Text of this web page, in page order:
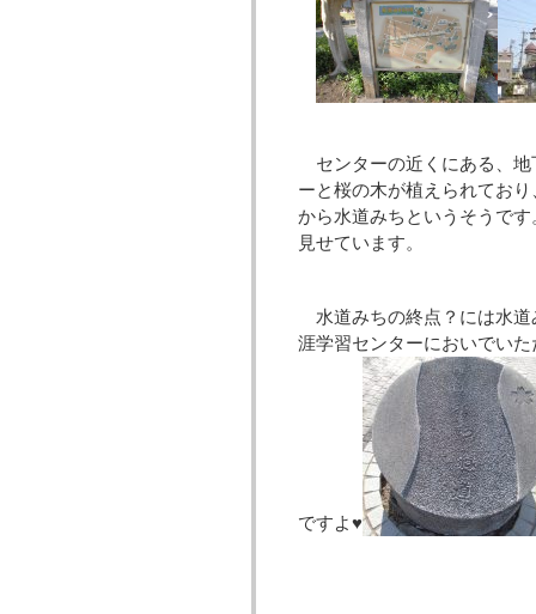
センターの近くにある、
ーと桜の木が植えられてお
から水道みちというそうで
見せています。
水道みちの終点？には水
涯学習センターにおいでい
ですよ♥